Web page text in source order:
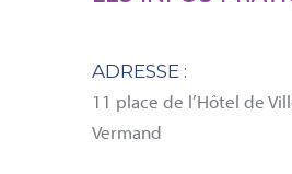
ADRESSE :
11 place de l’Hôtel de
Vermand